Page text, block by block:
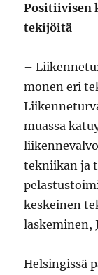
Positiivisen
tekijöitä
–
monen eri
muassa
tekniikan ja
keskeinen
laskeminen,
Helsingissä